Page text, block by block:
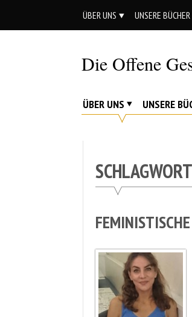
ÜBER UNS UNSERE BÜCHER
Die Offene
Ethik.
Argumente.
ÜBER UNS UNSERE